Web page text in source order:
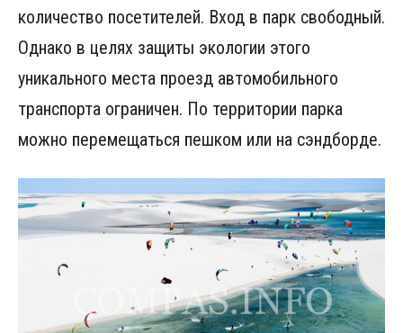
количество посетителей. Вход в парк свободный.
Однако в целях защиты экологии этого
уникального места проезд автомобильного
транспорта ограничен. По территории парка
можно перемещаться пешком или на сэндборде.